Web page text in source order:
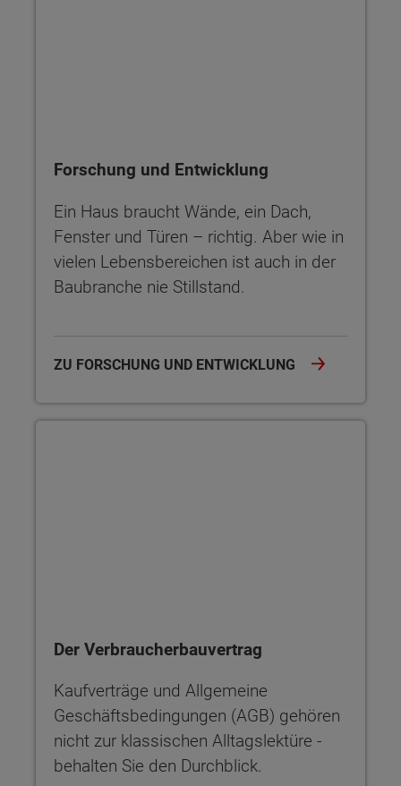
Forschung und Entwicklung
Ein Haus braucht Wände, ein Dach,
Fenster und Türen – richtig. Aber wie in
vielen Lebensbereichen ist auch in der
Baubranche nie Stillstand.
ZU FORSCHUNG UND ENTWICKLUNG
Der Verbraucherbauvertrag
Kaufverträge und Allgemeine
Geschäftsbedingungen (AGB) gehören
nicht zur klassischen Alltagslektüre -
behalten Sie den Durchblick.